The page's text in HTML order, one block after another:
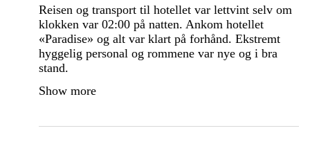
Reisen og transport til hotellet var lettvint selv om
klokken var 02:00 på natten. Ankom hotellet
«Paradise» og alt var klart på forhånd. Ekstremt
hyggelig personal og rommene var nye og i bra
stand.
Show more